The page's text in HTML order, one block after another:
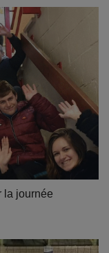
la journée